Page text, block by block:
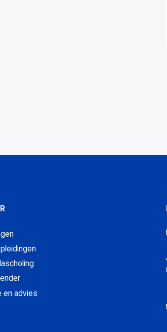
e-mail
en advies